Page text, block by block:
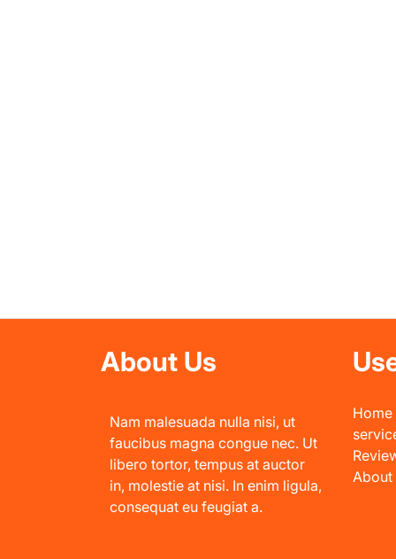
About Us
Nam malesuada nulla nisi, ut
faucibus magna congue nec. Ut
libero tortor, tempus at auctor
in, molestie at nisi. In enim ligula,
consequat eu feugiat a.
Home
About